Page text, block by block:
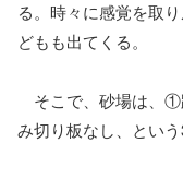
る。時々に感覚を取
どもも出てくる。
そこで、砂場は、
み切り板なし、とい